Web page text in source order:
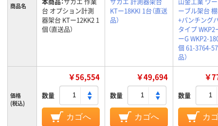
商品名
台 オプション計測
器架台 KTー12KK2 1
個（直送品）
KTー18KKI 1台（直送
品）
ーブル架台
+パンチング
タイプ WKP2
ーG WKP2-
個 61-3764-57
品）
価格
(税込)
￥56,554
数量
カゴへ
￥49,694
数量
カゴへ
￥
数量
カ